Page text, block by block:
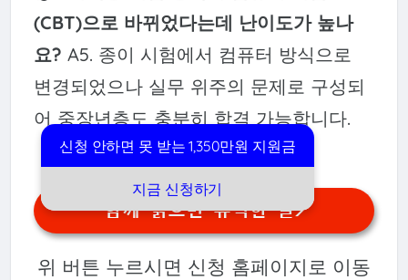
신청 안하면 못 받는 1,350만원 지원금
지금 신청하기
(CBT)으로 바뀌었다는데 난이도가 높나
요? A5. 종이 시험에서 컴퓨터 방식으로
변경되었으나 실무 위주의 문제로 구성되
어 중장년층도 충분히 합격 가능합니다.
함께 읽으면 유익한 글>
위 버튼 누르시면 신청 홈페이지로 이동